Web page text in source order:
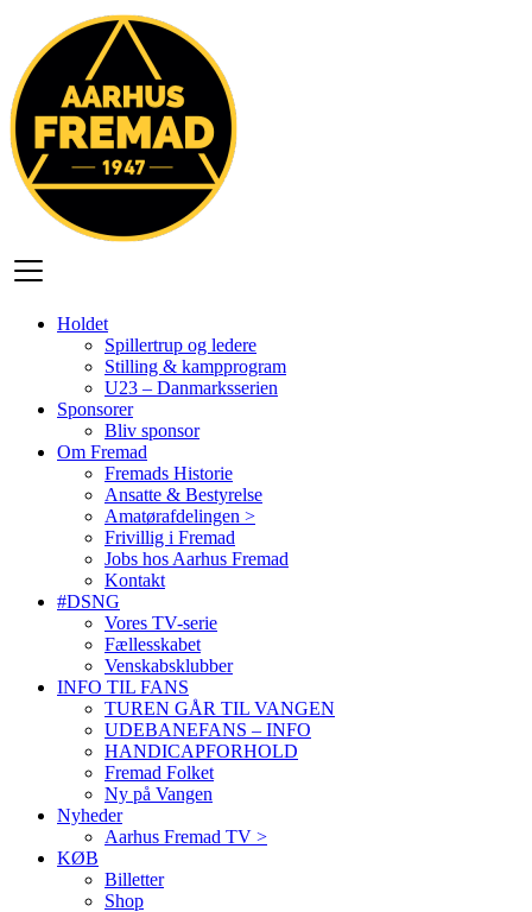
indhold
Holdet
Spillertrup og ledere
Stilling & kampprogram
U23 – Danmarksserien
Sponsorer
Bliv sponsor
Om Fremad
Fremads Historie
Ansatte & Bestyrelse
Amatørafdelingen >
Frivillig i Fremad
Jobs hos Aarhus Fremad
Kontakt
#DSNG
Vores TV-serie
Fællesskabet
Venskabsklubber
INFO TIL FANS
TUREN GÅR TIL VANGEN
UDEBANEFANS – INFO
HANDICAPFORHOLD
Fremad Folket
Ny på Vangen
Nyheder
Aarhus Fremad TV >
KØB
Billetter
Shop